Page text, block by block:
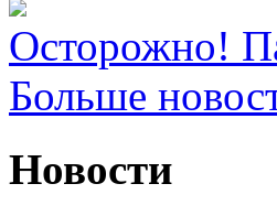
Осторожно!
Больше
Новости